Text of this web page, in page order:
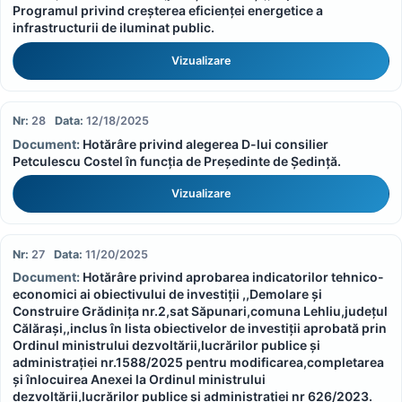
Programul privind creșterea eficienței energetice a
infrastructurii de iluminat public.
Vizualizare
28 12/18/2025
Hotărâre privind alegerea D-lui consilier
Petculescu Costel în funcția de Președinte de Ședință.
Vizualizare
27 11/20/2025
Hotărâre privind aprobarea indicatorilor tehnico-
economici ai obiectivului de investiții ,,Demolare și
Construire Grădinița nr.2,sat Săpunari,comuna Lehliu,județul
Călărași,,inclus în lista obiectivelor de investiții aprobată prin
Ordinul ministrului dezvoltării,lucrărilor publice și
administrației nr.1588/2025 pentru modificarea,completarea
și înlocuirea Anexei la Ordinul ministrului
dezvoltării,lucrărilor publice și administrației nr 626/2023.